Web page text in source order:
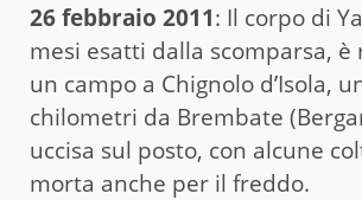
26 febbraio 2011: Il corpo di
mesi esatti dalla scomparsa,
un campo a Chignolo d’Isola,
chilometri da Brembate
uccisa sul posto, con alcune
morta anche per il freddo.